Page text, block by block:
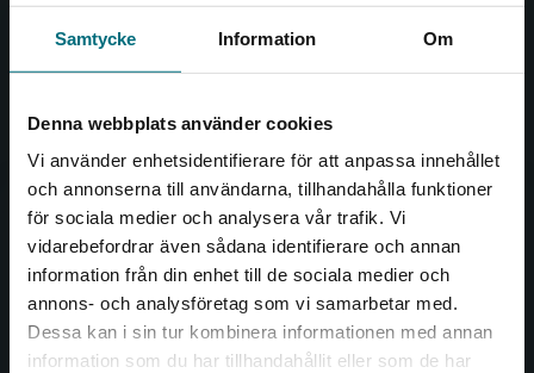
Samtycke Information Om
Denna webbplats använder cookies
Vi använder enhetsidentifierare för att anpassa innehållet
och annonserna till användarna, tillhandahålla funktioner
för sociala medier och analysera vår trafik. Vi
vidarebefordrar även sådana identifierare och annan
information från din enhet till de sociala medier och
annons- och analysföretag som vi samarbetar med.
Dessa kan i sin tur kombinera informationen med annan
information som du har tillhandahållit eller som de har
Begränsad fraktregion
såväl barn som vuxna.
Kontakta oss
Kontakta oss
046-31 20 00
Box 141